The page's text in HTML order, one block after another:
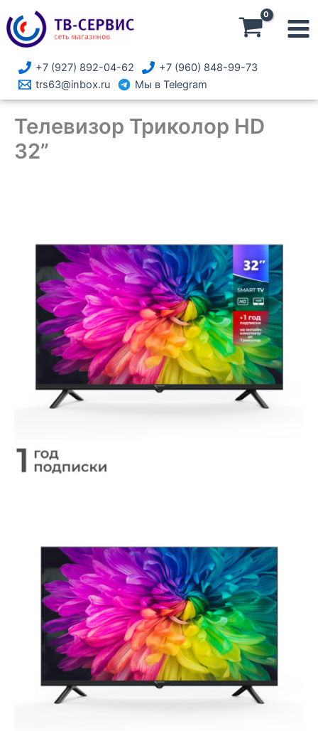
Перейти
содержимому
+7 (927) 892-04-62
+7 (960) 848-99-73
trs63@inbox.ru
Мы в Telegram
Телевизор Триколор HD
32”
Триколор
HD
32”